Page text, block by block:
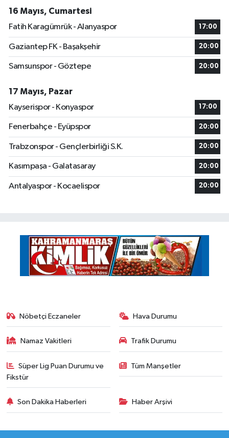
16 Mayıs, Cumartesi
Fatih Karagümrük - Alanyaspor
17:00
Gaziantep FK - Başakşehir 20:00
Samsunspor - Göztepe 20:00
17 Mayıs, Pazar
Kayserispor - Konyaspor
17:00
Fenerbahçe - Eyüpspor 20:00
Trabzonspor - Gençlerbirliği S.K. 20:00
Kasımpaşa - Galatasaray 20:00
Antalyaspor - Kocaelispor 20:00
Nöbetçi Eczaneler Hava Durumu
Namaz Vakitleri Trafik Durumu
Süper Lig Puan Durumu ve
Fikstür
Tüm Manşetler
Son Dakika Haberleri Haber Arşivi